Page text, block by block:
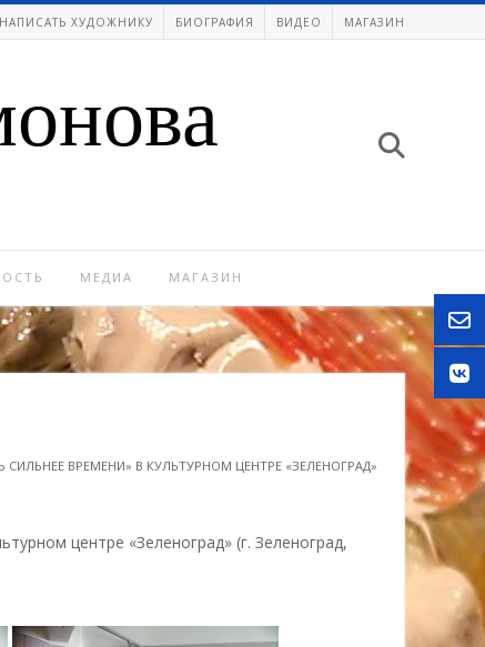
НАПИСАТЬ ХУДОЖНИКУ БИОГРАФИЯ ВИДЕО МАГАЗИН
МЕДИА МАГАЗИН
СИЛЬНЕЕ ВРЕМЕНИ» В КУЛЬТУРНОМ ЦЕНТРЕ «ЗЕЛЕНОГРАД»
центре «Зеленоград» (г. Зеленоград,